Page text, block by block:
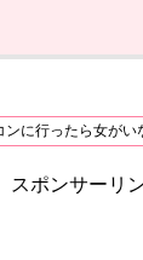
ンに行ったら女がい
スポンサーリ